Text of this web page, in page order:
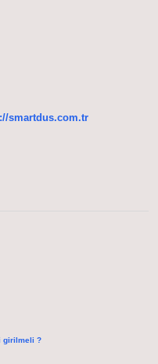
smartdus.com.tr
girilmeli ?